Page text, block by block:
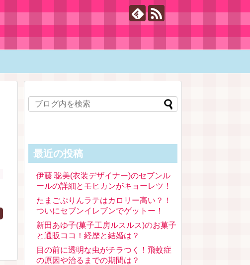
最近の投稿
伊藤 聡美(衣装デザイナー)のセブンル
ールの詳細とモヒカンがキョーレツ！
たまごぷりんラテはカロリー高い？！
ついにセブンイレブンでゲットー！
新田あゆ子(菓子工房ルスルス)のお菓子
と通販ココ！経歴と結婚は？
目の前に透明な虫がチラつく！飛蚊症
の原因や治るまでの期間は？